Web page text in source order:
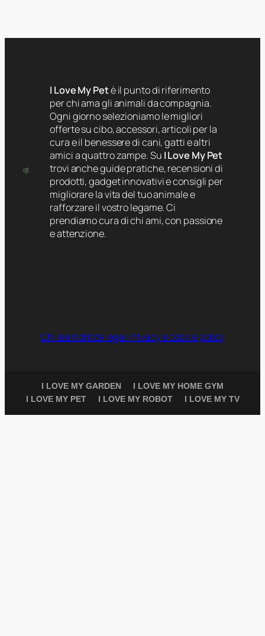
I Love My Petè il punto di riferimento
per chi ama gli animali da compagnia.
Ogni giorno selezioniamo le migliori
offerte su cibo, accessori, articoli per la
cura e il benessere di cani, gatti e altri
amici a quattro zampe. Su I Love My Pet
trovi anche guide pratiche, recensioni di
prodotti, gadget innovativi e consigli per
migliorare la vita del tuo animale e
rafforzare il vostro legame. Ci
prendiamo cura di chi ami, con passione
e attenzione.
Chi siamoNote legaliPrivacy e cookie policy
I LOVE MY GARDEN
I LOVE MY HOME GYM
I LOVE MY PET
I LOVE MY ROBOT I LOVE MY TV